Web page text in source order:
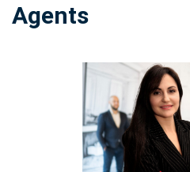
Agents